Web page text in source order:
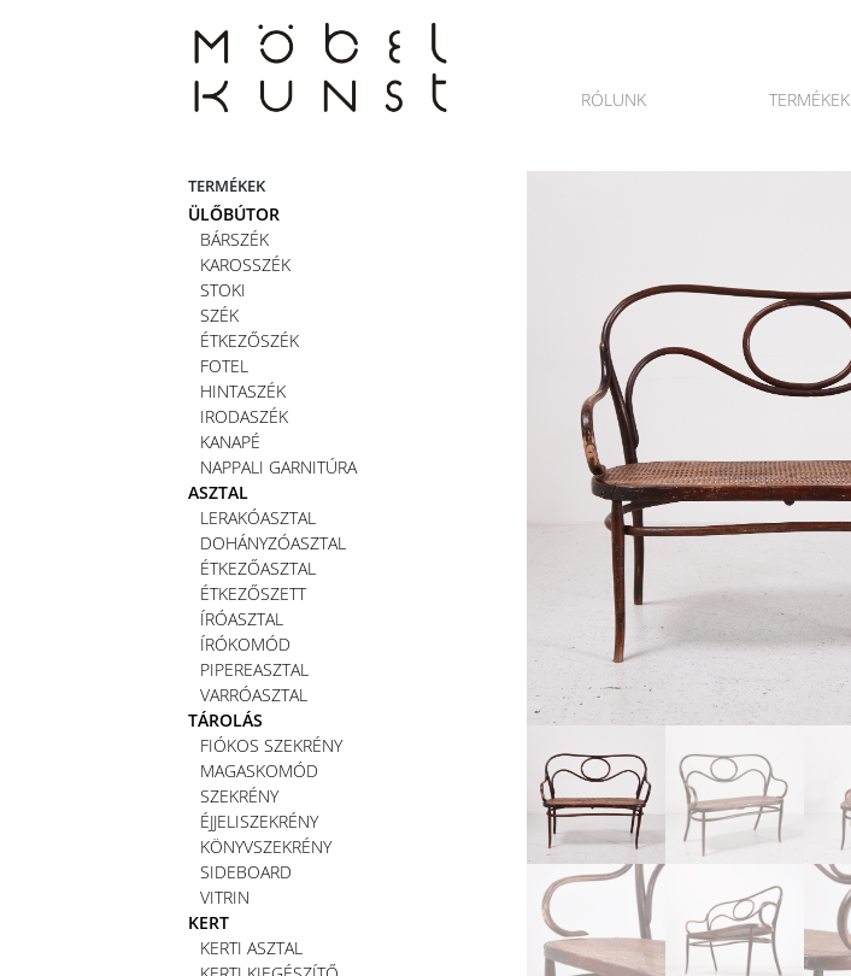
RÓLUNK TERMÉKEK
TERMÉKEK
ÜLŐBÚTOR
BÁRSZÉK
KAROSSZÉK
STOKI
SZÉK
ÉTKEZŐSZÉK
FOTEL
HINTASZÉK
IRODASZÉK
KANAPÉ
NAPPALI GARNITÚRA
ASZTAL
LERAKÓASZTAL
DOHÁNYZÓASZTAL
ÉTKEZŐASZTAL
ÉTKEZŐSZETT
ÍRÓASZTAL
ÍRÓKOMÓD
PIPEREASZTAL
VARRÓASZTAL
TÁROLÁS
FIÓKOS SZEKRÉNY
MAGASKOMÓD
SZEKRÉNY
ÉJJELISZEKRÉNY
KÖNYVSZEKRÉNY
SIDEBOARD
VITRIN
KERT
KERTI ASZTAL